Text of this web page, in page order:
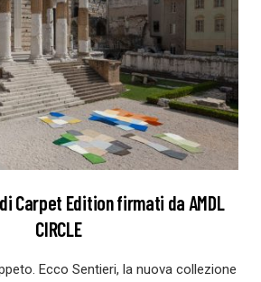
Carpet Edition firmati da AMDL
CIRCLE
Ecco Sentieri, la nuova collezione